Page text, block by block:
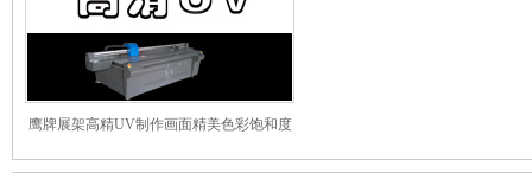
鹰牌展架高精UV制作画面精美色彩饱和度
高